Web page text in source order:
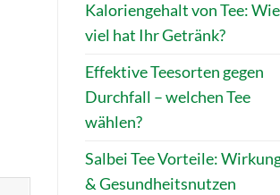
Kaloriengehalt von Tee: Wie
viel hat Ihr Getränk?
Effektive Teesorten gegen
Durchfall – welchen Tee
wählen?
Salbei Tee Vorteile:
& Gesundheitsnutzen